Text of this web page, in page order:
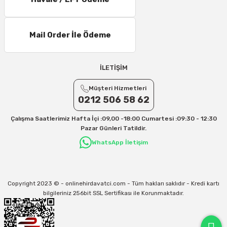
11 – 15 Desi/Kg= 245,50 TL- 347,40 TL
16 – 20 Desi/Kg= 307,50 TL- 371,80 TL
21 – 25 Desi/Kg= 357,90 TL-- 397,40 TL
Yurtiçi Kargo için 30 Desi sonrası her +1 Desi: 13 TL
Aras Kargo için 30 Desi sonrası her +1 Desi: 17 TL
Kargo ve teslimat süreçleriyle ilgili tüm sorularınız için bizimle iletişime
31/12/2026 Tarihine Kadar Geçerlidir
Mail Order İle Ödeme
İLETİŞİM
Müşteri Hizmetleri
0212 506 58 62
Çalışma Saatlerimiz Hafta İçi :09,00 -18:00 Cumartesi :09:30 - 12:30
Pazar Günleri Tatildir.
WhatsApp İletişim
Copyright 2023 © - onlinehirdavatci.com - Tüm hakları saklıdır - Kredi kartı
bilgileriniz 256bit SSL Sertifikası ile Korunmaktadır.